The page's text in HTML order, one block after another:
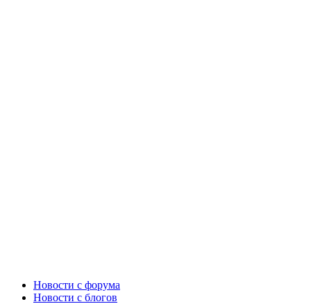
Новости c форума
Новости с блогов